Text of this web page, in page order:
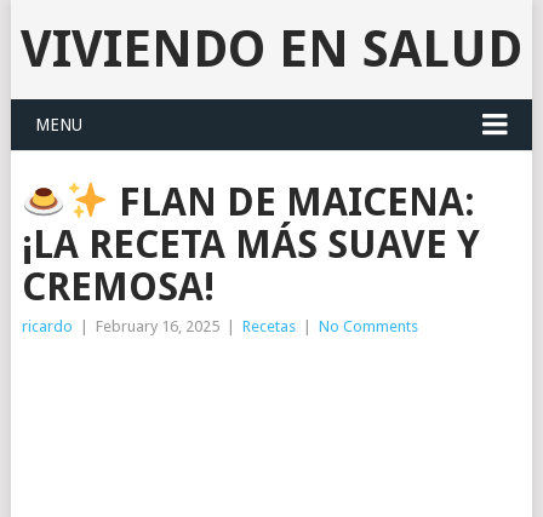
VIVIENDO EN SALUD
MENU
FLAN DE MAICENA:
¡LA RECETA MÁS SUAVE Y
CREMOSA!
ricardo February 16, 2025 Recetas No Comments